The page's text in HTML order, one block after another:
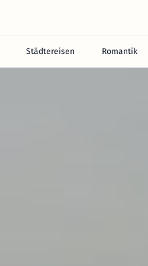
Städtereisen Romantik